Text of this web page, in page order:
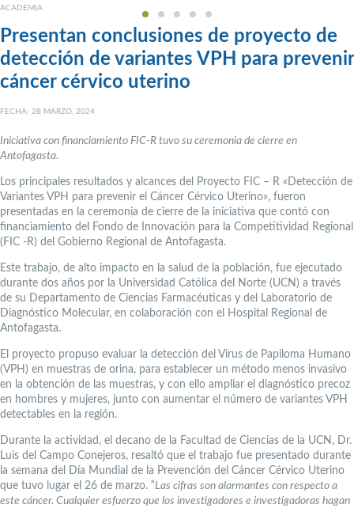
ACADEMIA
Presentan conclusiones de proyecto de
detección de variantes VPH para prevenir
cáncer cérvico uterino
FECHA: 28 MARZO, 2024
Iniciativa con financiamiento FIC-R tuvo su ceremonia de cierre en
Antofagasta.
Los principales resultados y alcances del Proyecto FIC – R «Detección de
Variantes VPH para prevenir el Cáncer Cérvico Uterino», fueron
presentadas en la ceremonia de cierre de la iniciativa que contó con
financiamiento del Fondo de Innovación para la Competitividad Regional
(FIC -R) del Gobierno Regional de Antofagasta.
Este trabajo, de alto impacto en la salud de la población, fue ejecutado
durante dos años por la Universidad Católica del Norte (UCN) a través
de su Departamento de Ciencias Farmacéuticas y del Laboratorio de
Diagnóstico Molecular, en colaboración con el Hospital Regional de
Antofagasta.
El proyecto propuso evaluar la detección del Virus de Papiloma Humano
(VPH) en muestras de orina, para establecer un método menos invasivo
en la obtención de las muestras, y con ello ampliar el diagnóstico precoz
en hombres y mujeres, junto con aumentar el número de variantes VPH
detectables en la región.
Durante la actividad, el decano de la Facultad de Ciencias de la UCN, Dr.
Luis del Campo Conejeros, resaltó que el trabajo fue presentado durante
la semana del Día Mundial de la Prevención del Cáncer Cérvico Uterino
que tuvo lugar el 26 de marzo. “Las cifras son alarmantes con respecto a
este cáncer. Cualquier esfuerzo que los investigadores e investigadoras hagan